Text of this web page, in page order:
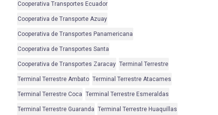
Cooperativa Transportes Ecuador
Cooperativa de Transporte Azuay
Cooperativa de Transportes Panamericana
Cooperativa de Transportes Santa
Cooperativa de Transportes Zaracay Terminal Terrestre
Terminal Terrestre Ambato Terminal Terrestre Atacames
Terminal Terrestre Coca Terminal Terrestre Esmeraldas
Terminal Terrestre Guaranda Terminal Terrestre Huaquillas